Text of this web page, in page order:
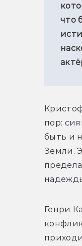
что
пор:
быть и
Земли.
Генри